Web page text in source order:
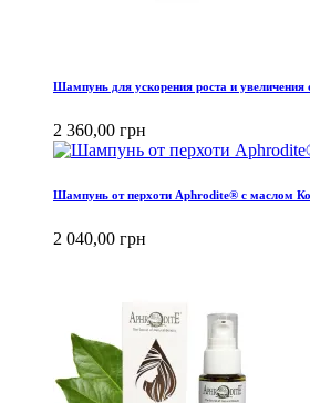
Шампунь для ускорения роста и
2 360,00 грн
Шампунь от перхоти Aphrodite® с маслом
2 040,00 грн